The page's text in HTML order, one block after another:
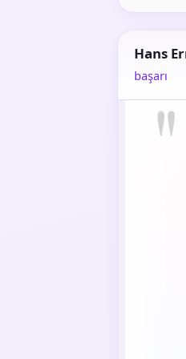
Hans
başarı